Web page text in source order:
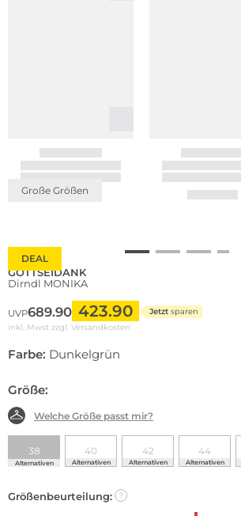
DEAL
Große Größen
GOTTSEIDANK
Dirndl MONIKA
UVP689.90 423.90 Jetzt sparen
inkl. Mwst zzgl. Versandkosten
Farbe: Dunkelgrün
Größe:
Welche Größe passt mir?
38
Alternativen
40
Alternativen
42
Alternativen
44
Alternativen
Größenbeurteilung: ?